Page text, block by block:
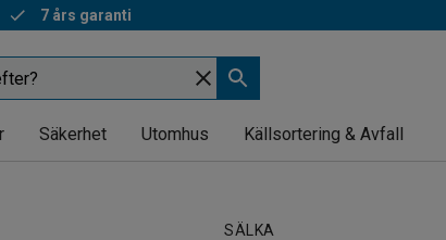
7 års garanti
Säkerhet Utomhus Källsortering & Avfall
SÄLKA